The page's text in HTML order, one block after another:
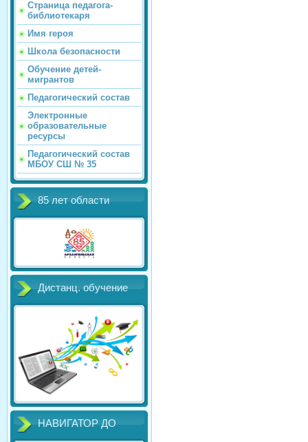
Страница педагога-
библиотекаря
Имя героя
Школа безопасности
Обучение детей-
мигрантов
Педагогический состав
Электронные
образовательные
ресурсы
Педагогический состав
МБОУ СШ № 35
85 лет области
Дистанц. обучение
НАВИГАТОР ДО